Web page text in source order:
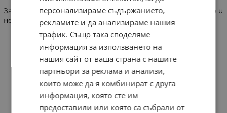
Забележка: Услугата по ушиване се предлага отделно и
не е включена в посочената цена.
персонализираме съдържанието,
рекламите и да анализираме нашия
трафик. Също така споделяме
информация за използването на
нашия сайт от ваша страна с нашите
партньори за реклама и анализи,
които може да я комбинират с друга
информация, която сте им
предоставили или която са събрали от